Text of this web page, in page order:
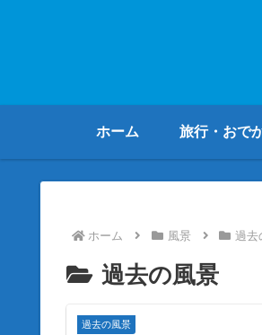
ホーム 旅行・おで
ホーム 風景 過去
過去の風景
過去の風景